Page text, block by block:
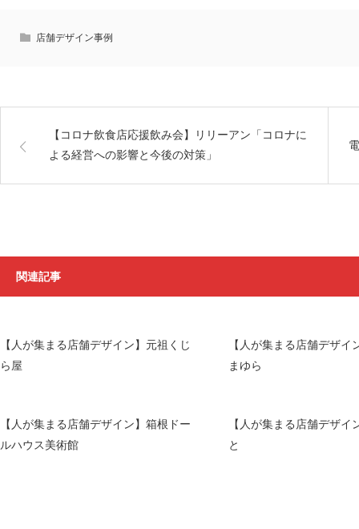
店舗デザイン事例
【コロナ飲食店応援飲み会】リリーアン「コロナに
よる経営への影響と今後の対策」
関連記事
【人が集まる店舗デザイン】元祖くじ
ら屋
【人が集まる店舗デザイ
まゆら
【人が集まる店舗デザイン】箱根ドー
ルハウス美術館
【人が集まる店舗デザイ
と